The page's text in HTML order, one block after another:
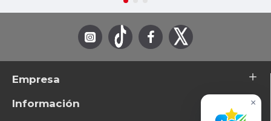
Empresa
Información
×